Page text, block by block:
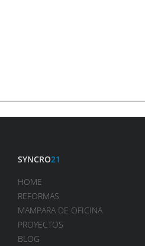
SYNCRO21
HOME
REFORMAS
MAMPARA DE OFICINA
PROYECTOS
BLOG